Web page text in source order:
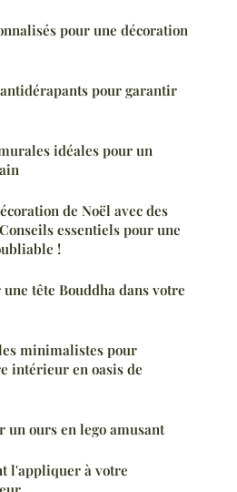
pour une décoration
pour garantir
idéales pour un
de Noël avec des
essentiels pour une
!
tête Bouddha dans votre
minimalistes pour
intérieur en oasis de
un ours en lego amusant
l'appliquer à votre